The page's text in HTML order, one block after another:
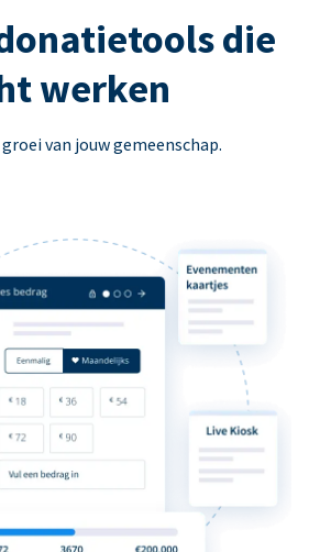
die
werken
van jouw gemeenschap.